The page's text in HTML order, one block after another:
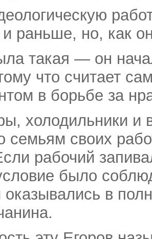
раньше, но, как
такая — он
что считает
в борьбе за
холодильники и
семьям своих
рабочий
было
в